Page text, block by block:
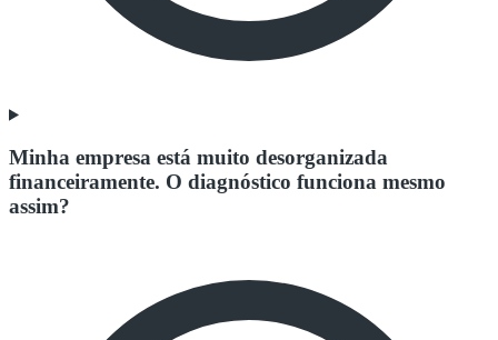
Minha empresa está muito desorganizada
financeiramente. O diagnóstico funciona mesmo
assim?